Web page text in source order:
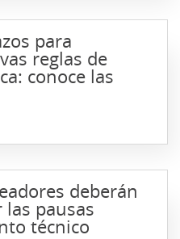
para
reglas de
conoce las
deberán
pausas
técnico